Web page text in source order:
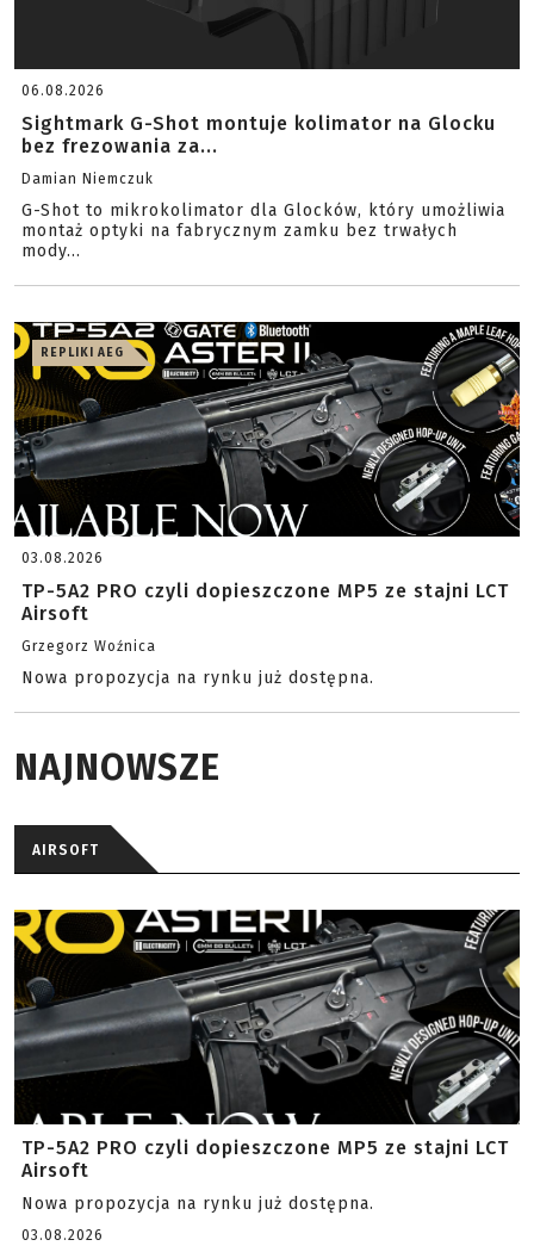
06.08.2026
Sightmark G-Shot montuje kolimator na Glocku
bez frezowania za...
Damian Niemczuk
G-Shot to mikrokolimator dla Glocków, który umożliwia
montaż optyki na fabrycznym zamku bez trwałych
mody...
REPLIKI AEG
03.08.2026
TP-5A2 PRO czyli dopieszczone MP5 ze stajni LCT
Airsoft
Grzegorz Woźnica
Nowa propozycja na rynku już dostępna.
NAJNOWSZE
AIRSOFT
TP-5A2 PRO czyli dopieszczone MP5 ze stajni LCT
Airsoft
Nowa propozycja na rynku już dostępna.
03.08.2026